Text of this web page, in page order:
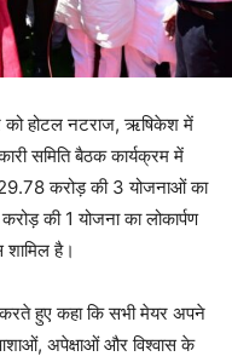
को होटल नटराज, ऋषिकेश में
समिति बैठक कार्यक्रम में
करोड़ की 3 योजनाओं का
की 1 योजना का लोकार्पण
है।
करते हुए कहा कि सभी मेयर अपने
अपेक्षाओं और विश्वास के